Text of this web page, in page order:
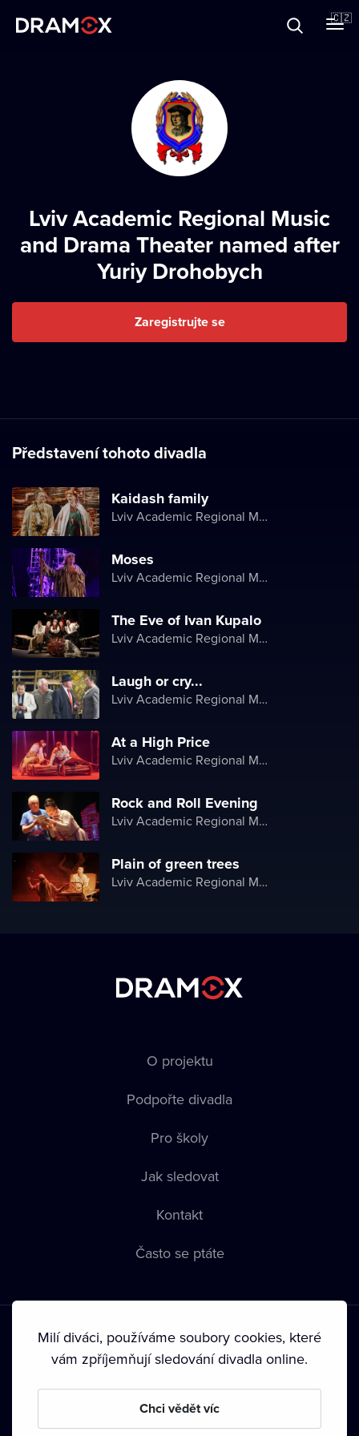
🇨🇿
Lviv Academic Regional Music
and Drama Theater named after
Yuriy Drohobych
Zaregistrujte se
Představení tohoto divadla
Kaidash family
Lviv Academic Regional Music and Drama Theater named after Yuriy Drohobych
Moses
Lviv Academic Regional Music and Drama Theater named after Yuriy Drohobych
The Eve of Ivan Kupalo
Lviv Academic Regional Music and Drama Theater named after Yuriy Drohobych
Laugh or cry...
Lviv Academic Regional Music and Drama Theater named after Yuriy Drohobych
At a High Price
Lviv Academic Regional Music and Drama Theater named after Yuriy Drohobych
Rock and Roll Evening
Lviv Academic Regional Music and Drama Theater named after Yuriy Drohobych
Plain of green trees
Lviv Academic Regional Music and Drama Theater named after Yuriy Drohobych
O projektu
Podpořte divadla
Pro školy
Jak sledovat
Kontakt
Často se ptáte
Podmínky používání • Ochrana soukromí • Zásady používání
• Autorská práva•
Milí diváci, používáme soubory cookies, které
vám zpříjemňují sledování divadla online.
Chci vědět víc